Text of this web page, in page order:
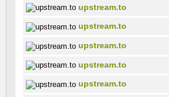
upstream.to
upstream.to
upstream.to
upstream.to
upstream.to